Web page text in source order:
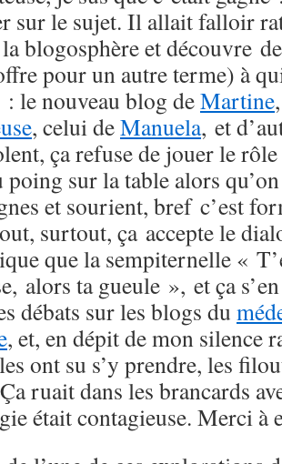
sur le sujet. Il allait falloir
la blogosphère et découvre
pour un autre terme) à
: le nouveau blog deMartine
, celui deManuela, et
ça refuse de jouer le
poing sur la table alors
et sourient, bref c’est
surtout, ça accepte le
que la sempiternelle «
alors ta gueule », et ça
débats sur les blogs du
, et, en dépit de mon silence
ont su s’y prendre, les
ruait dans les brancards
était contagieuse. Merci à